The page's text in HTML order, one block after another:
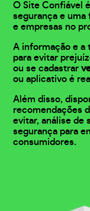
O Site Confiável
segurança e uma
e empresas no
A informação e a
para evitar
ou se cadastrar
ou aplicativo é
Além disso,
recomendações
evitar, análise de
segurança para
consumidores.